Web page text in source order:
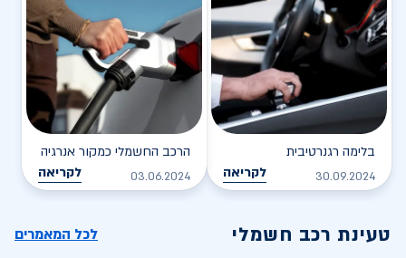
בלימה רגנרטיבית
30.09.2024 לקריאה
הרכב החשמלי כמקור אנרגיה
03.06.2024 לקריאה
טעינת רכב חשמלי לכל המאמרים